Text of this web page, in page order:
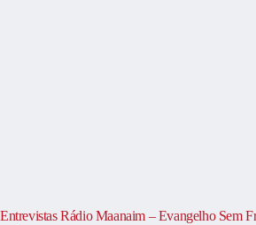
Entrevistas Rádio Maanaim – Evangelho Sem